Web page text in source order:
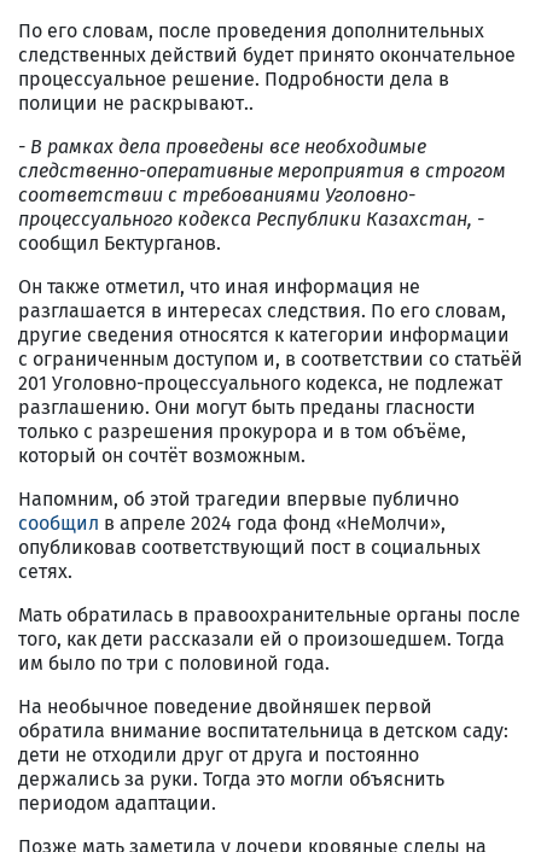
По его словам, после проведения дополнительных
следственных действий будет принято окончательное
процессуальное решение. Подробности дела в
полиции не раскрывают..
- В рамках дела проведены все необходимые
следственно-оперативные мероприятия в строгом
соответствии с требованиями Уголовно-
процессуального кодекса Республики Казахстан, -
сообщил Бектурганов.
Он также отметил, что иная информация не
разглашается в интересах следствия. По его словам,
другие сведения относятся к категории информации
с ограниченным доступом и, в соответствии со статьёй
201 Уголовно-процессуального кодекса, не подлежат
разглашению. Они могут быть преданы гласности
только с разрешения прокурора и в том объёме,
который он сочтёт возможным.
Напомним, об этой трагедии впервые публично
сообщил в апреле 2024 года фонд «НеМолчи»,
опубликовав соответствующий пост в социальных
сетях.
Мать обратилась в правоохранительные органы после
того, как дети рассказали ей о произошедшем. Тогда
им было по три с половиной года.
На необычное поведение двойняшек первой
обратила внимание воспитательница в детском саду:
дети не отходили друг от друга и постоянно
держались за руки. Тогда это могли объяснить
периодом адаптации.
Позже мать заметила у дочери кровяные следы на